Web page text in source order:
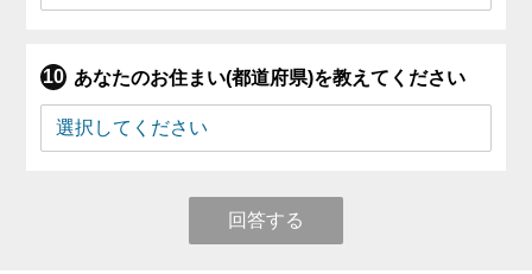
あなたのお住まい(都道府県)を教えてください
回答する